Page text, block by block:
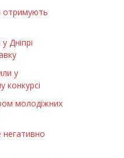
отримують
Дніпрі
у
конкурсі
молодіжних
негативно